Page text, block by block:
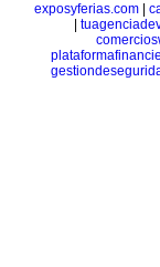
exposyferias.com